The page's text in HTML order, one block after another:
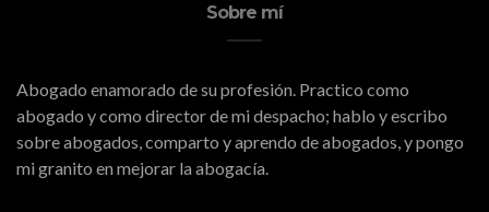
Sobre mí
Abogado enamorado de su profesión. Practico como
abogado y como director de mi despacho; hablo y escribo
sobre abogados, comparto y aprendo de abogados, y pongo
mi granito en mejorar la abogacía.